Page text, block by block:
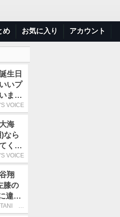
め お気に入り アカウント
生日
いプ
まし
星
VOICE
海
)なら
くれ
スロ
VOICE
翔
膝の
違和
だ休
二
む3連覇